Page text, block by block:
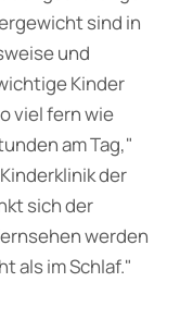
sind in
und
Kinder
viel fern wie
am Tag,"
der
sich der
werden
als im Schlaf."